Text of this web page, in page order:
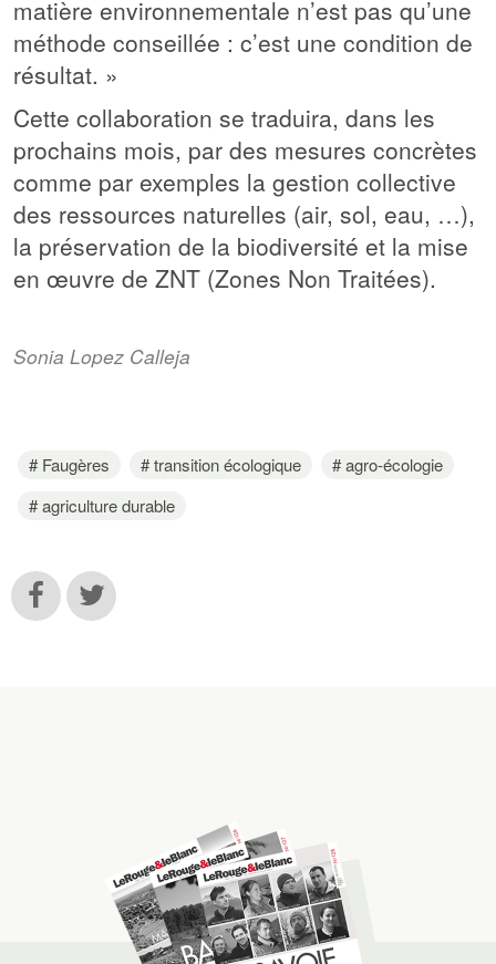
matière environnementale n’est pas qu’une
méthode conseillée : c’est une condition de
résultat. »
Cette collaboration se traduira, dans les
prochains mois, par des mesures concrètes
comme par exemples la gestion collective
des ressources naturelles (air, sol, eau, …),
la préservation de la biodiversité et la mise
en œuvre de ZNT (Zones Non Traitées).
Sonia Lopez Calleja
Faugères transition écologique
agro-écologie
agriculture durable